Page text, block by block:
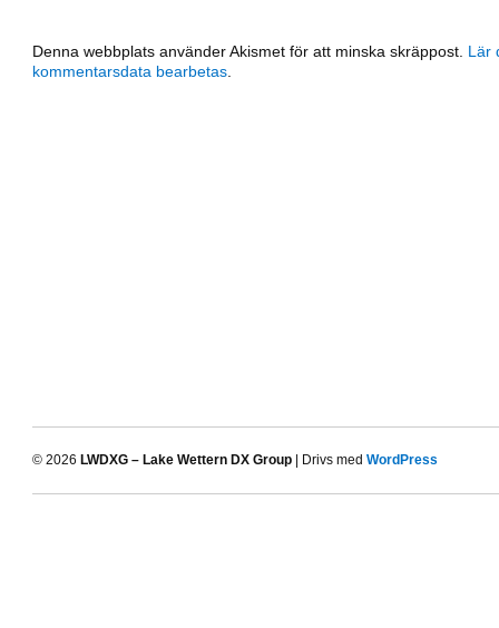
Denna webbplats använder Akismet för att minska skräppost. Lär
kommentarsdata bearbetas
© 2026 LWDXG – Lake Wettern DX Group | Drivs med WordPress